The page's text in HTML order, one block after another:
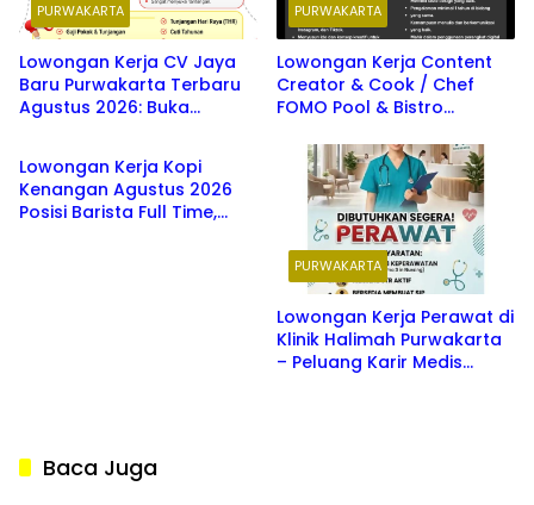
PURWAKARTA
Lowongan Kerja CV Jaya
Baru Purwakarta Terbaru
Agustus 2026: Buka
PURWAKARTA
Lowongan Kerja Content
Creator & Cook / Chef
FOMO Pool & Bistro
PURWAKARTA
Lowongan Kerja Kopi
Kenangan Agustus 2026
Posisi Barista Full Time,
PURWAKARTA
Lowongan Kerja Perawat di
Klinik Halimah Purwakarta
– Peluang Karir Medis
Baca Juga